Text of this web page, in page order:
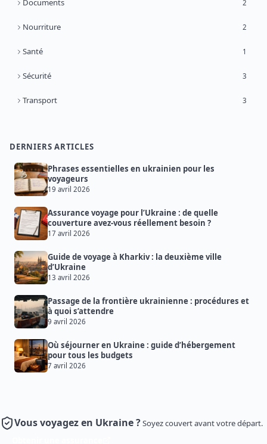
Documents 2
Nourriture 2
Santé 1
Sécurité 3
Transport 3
DERNIERS ARTICLES
Phrases essentielles en ukrainien pour les
voyageurs
19 avril 2026
Assurance voyage pour l’Ukraine : de quelle
couverture avez-vous réellement besoin ?
17 avril 2026
Guide de voyage à Kharkiv : la deuxième ville
d’Ukraine
13 avril 2026
Passage de la frontière ukrainienne : procédures et
à quoi s’attendre
9 avril 2026
Où séjourner en Ukraine : guide d’hébergement
pour tous les budgets
7 avril 2026
Vous voyagez en Ukraine ?Soyez couvert avant votre départ.